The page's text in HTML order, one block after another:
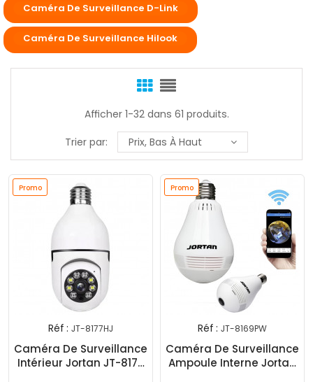
Caméra De Surveillance D-Link
Caméra De Surveillance Hilook
Afficher 1-32 dans 61 produits.
Trier par:
Prix, Bas À Haut
Promo
Réf : JT-8177HJ
Caméra De Surveillance
Intérieur Jortan JT-8177
Promo
Réf : JT-8169PW
Caméra De Surveillance
Ampoule Interne Jortan